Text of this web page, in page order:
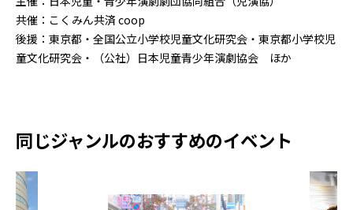
共催：こくみん共済 coop
後援：東京都・全国公立小学校児童文化研究会・東京都小学校児
童文化研究会・（公社）日本児童青少年演劇協会 ほか
同じジャンルのおすすめのイベント